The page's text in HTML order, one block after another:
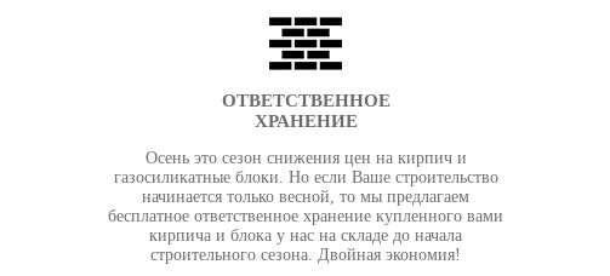
ОТВЕТСТВЕННОЕ
ХРАНЕНИЕ
Осень это сезон снижения цен на кирпич и
газосиликатные блоки. Но если Ваше строительство
начинается только весной, то мы предлагаем
бесплатное ответственное хранение купленного вами
кирпича и блока у нас на складе до начала
строительного сезона. Двойная экономия!